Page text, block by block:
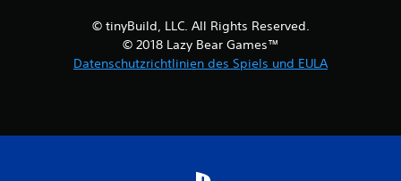
w
r
© tinyBuild, LLC. All Rights Reserved.
© 2018 Lazy Bear Games™
Datenschutzrichtlinien des Spiels und EULA